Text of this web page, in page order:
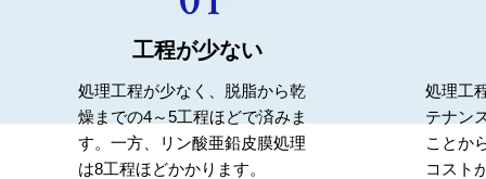
工程が少ない
処理工程が少なく、脱脂から乾
燥までの4～5工程ほどで済みま
す。一方、リン酸亜鉛皮膜処理
は8工程ほどかかります。
処理工
テナン
ことか
コスト